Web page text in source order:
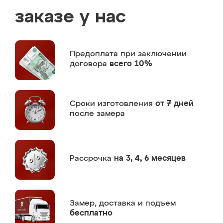
заказе у нас
Предоплата при заключении
договора всего 10%
Сроки изготовления от 7 дней
после замера
Рассрочка на 3, 4, 6 месяцев
Замер, доставка и подъем
бесплатно